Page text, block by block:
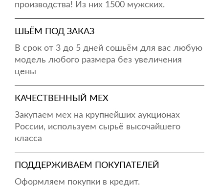
производства! Из них 1500 мужских.
ШЬЁМ ПОД ЗАКАЗ
В срок от 3 до 5 дней сошьём для вас любую
модель любого размера без увеличения
цены
КАЧЕСТВЕННЫЙ МЕХ
Закупаем мех на крупнейших аукционах
России, используем сырьё высочайшего
класса
ПОДДЕРЖИВАЕМ ПОКУПАТЕЛЕЙ
Оформляем покупки в кредит.